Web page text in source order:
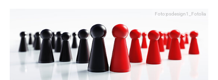
Foto:psdesign1_Fotolia